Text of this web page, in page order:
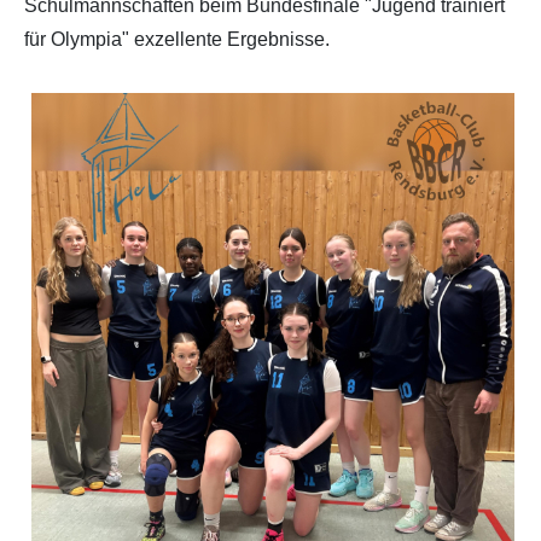
Schulmannschaften beim Bundesfinale "Jugend trainiert
für Olympia" exzellente Ergebnisse.
Partner
Hallenübersicht
Links zum BVSH u. a.
Trainerabrechnung
Rechtliches